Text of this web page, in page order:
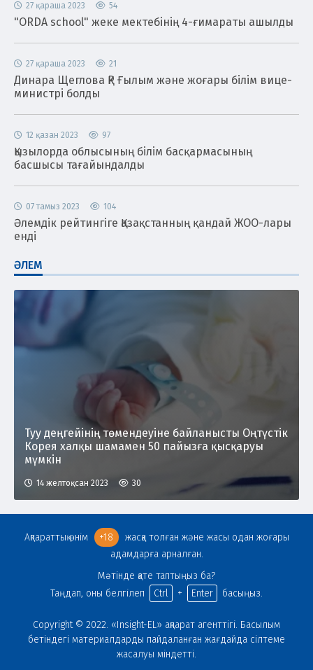
27 қараша 2023 54
"ORDA school" жеке мектебінің 4-ғимараты ашылды
27 қараша 2023 21
Динара Щеглова ҚР Ғылым және жоғары білім вице-
министрі болды
12 қазан 2023 97
Қызылорда облысының білім басқармасының
басшысы тағайындалды
07 тамыз 2023 104
Әлемдік рейтингіге Қазақстанның қандай ЖОО-лары
енді
ӘЛЕМ
Туу деңгейінің төмендеуіне байланысты Оңтүстік
Корея халқы шамамен 50 пайызға қысқаруы
мүмкін
14 желтоқсан 2023 30
Copyright © 2022. «Insight-EL» ақпарат агенттігі. Басылым
бетіндегі материалдарды пайдаланған жағдайда сілтеме
жасалуы міндетті.
Ақпараттық өнім +18
жасқа толған және жасы одан жоғары
адамдарға арналған.
Мәтінде қате таптыңыз ба?
Таңдап, оны белгілеп
Ctrl + Enter басыңыз.